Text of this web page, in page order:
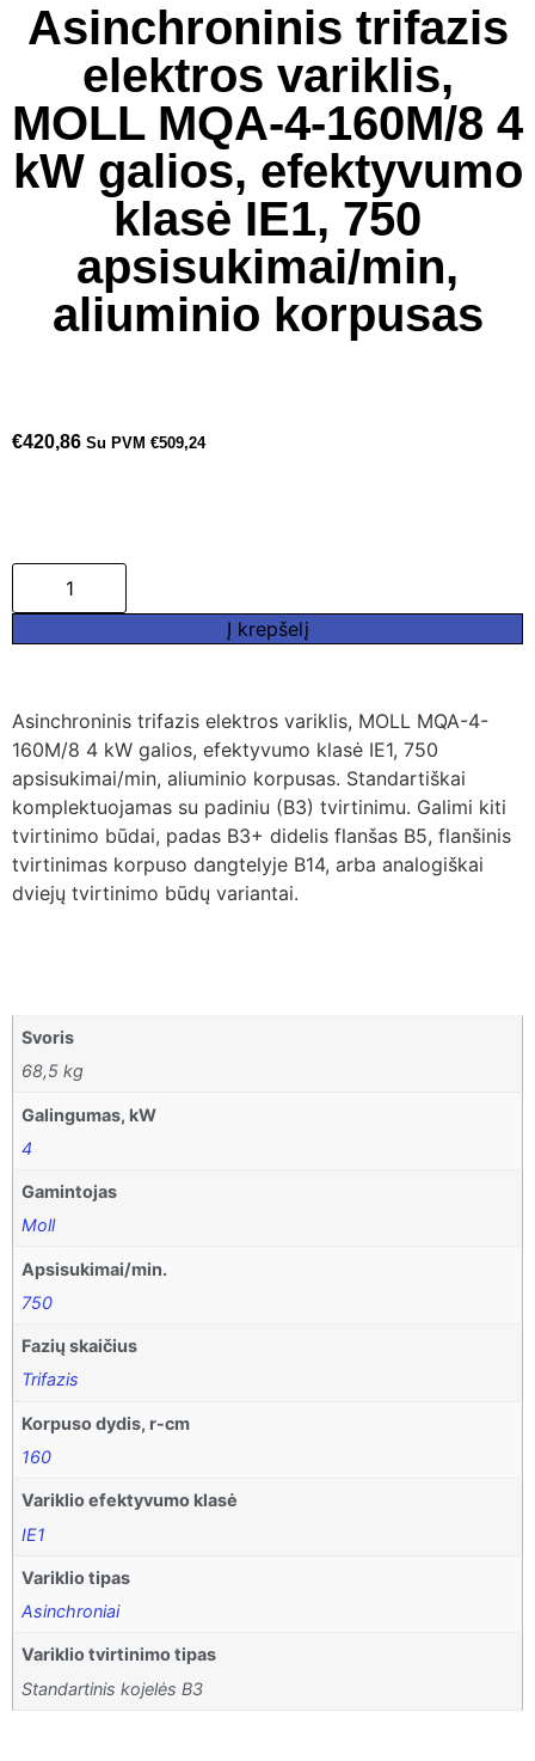
Asinchroninis trifazis
elektros variklis,
MOLL MQA-4-160M/8 4
kW galios, efektyvumo
klasė IE1, 750
apsisukimai/min,
aliuminio korpusas
€420,86 Su PVM €509,24
Į krepšelį
Asinchroninis trifazis elektros variklis, MOLL MQA-4-
160M/8 4 kW galios, efektyvumo klasė IE1, 750
apsisukimai/min, aliuminio korpusas. Standartiškai
komplektuojamas su padiniu (B3) tvirtinimu. Galimi kiti
tvirtinimo būdai, padas B3+ didelis flanšas B5, flanšinis
tvirtinimas korpuso dangtelyje B14, arba analogiškai
dviejų tvirtinimo būdų variantai.
Svoris
68,5 kg
Galingumas, kW
4
Gamintojas
Moll
Apsisukimai/min.
750
Fazių skaičius
Trifazis
Korpuso dydis, r-cm
160
Variklio efektyvumo klasė
IE1
Variklio tipas
Asinchroniai
Variklio tvirtinimo tipas
Standartinis kojelės B3